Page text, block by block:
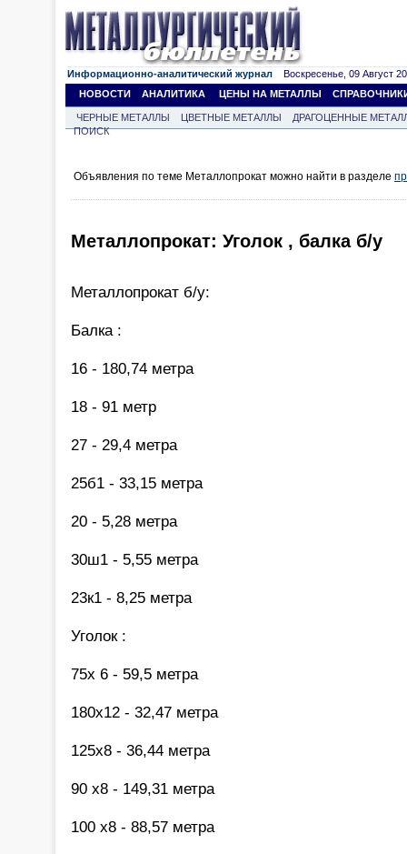
Информационно-аналитический журнал Воскресенье, 09 Август
НОВОСТИ
АНАЛИТИКА ЦЕНЫ НА МЕТАЛЛЫ
ЧЕРНЫЕ МЕТАЛЛЫ ЦВЕТНЫЕ МЕТАЛЛЫ
ДРАГОЦЕННЫЕ
ПОИСК
Объявления по теме Металлопрокат можно найти в разделе
Металлопрокат: Уголок , балка б/у
Металлопрокат б/у:
Балка :
16 - 180,74 метра
18 - 91 метр
27 - 29,4 метра
25б1 - 33,15 метра
20 - 5,28 метра
30ш1 - 5,55 метра
23к1 - 8,25 метра
Уголок :
75х 6 - 59,5 метра
180х12 - 32,47 метра
125х8 - 36,44 метра
90 х8 - 149,31 метра
100 х8 - 88,57 метра